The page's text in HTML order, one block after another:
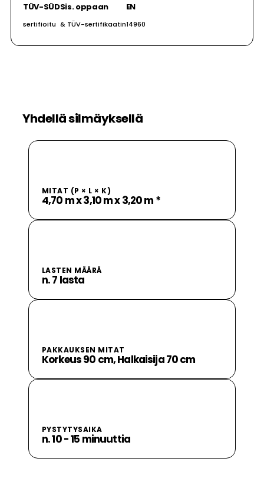
TÜV-SÜD
sertifioitu
Sis. oppaan
& TÜV-sertifikaatin
EN
14960
Yhdellä silmäyksellä
MITAT (P × L × K)
4,70 m x 3,10 m x 3,20 m *
LASTEN MÄÄRÄ
n. 7 lasta
PAKKAUKSEN MITAT
Korkeus 90 cm, Halkaisija 70 cm
PYSTYTYSAIKA
n. 10 - 15 minuuttia